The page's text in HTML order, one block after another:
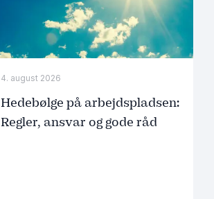
4. august 2026
Hedebølge på arbejdspladsen:
Regler, ansvar og gode råd